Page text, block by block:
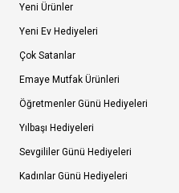
Yeni Ürünler
Yeni Ev Hediyeleri
Çok Satanlar
Emaye Mutfak Ürünleri
Öğretmenler Günü Hediyeleri
Yılbaşı Hediyeleri
Sevgililer Günü Hediyeleri
Kadınlar Günü Hediyeleri